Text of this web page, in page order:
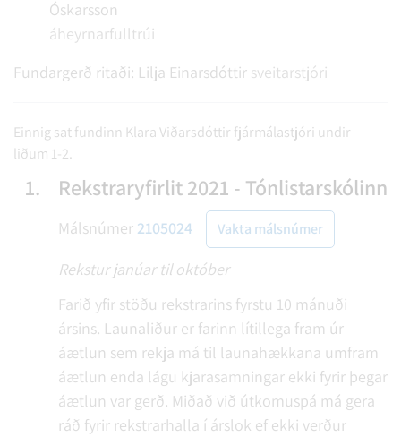
Óskarsson
áheyrnarfulltrúi
Fundargerð ritaði: Lilja Einarsdóttir sveitarstjóri
Einnig sat fundinn Klara Viðarsdóttir fjármálastjóri undir
liðum 1-2.
1. Rekstraryfirlit 2021 - Tónlistarskólinn
Málsnúmer 2105024 Vakta málsnúmer
Rekstur janúar til október
Farið yfir stöðu rekstrarins fyrstu 10 mánuði
ársins. Launaliður er farinn lítillega fram úr
áætlun sem rekja má til launahækkana umfram
áætlun enda lágu kjarasamningar ekki fyrir þegar
áætlun var gerð. Miðað við útkomuspá má gera
ráð fyrir rekstrarhalla í árslok ef ekki verður